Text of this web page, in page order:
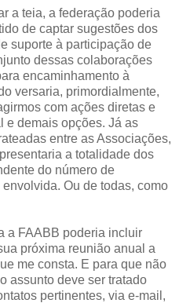
a teia, a federação poderia
de captar sugestões dos
suporte à participação de
dessas colaborações
encaminhamento à
versaria, primordialmente,
com ações diretas e
e demais opções. Já as
entre as Associações,
a totalidade dos
do número de
Ou de todas, como
a FAABB poderia incluir
próxima reunião anual a
me consta. E para que não
assunto deve ser tratado
pertinentes, via e-mail,